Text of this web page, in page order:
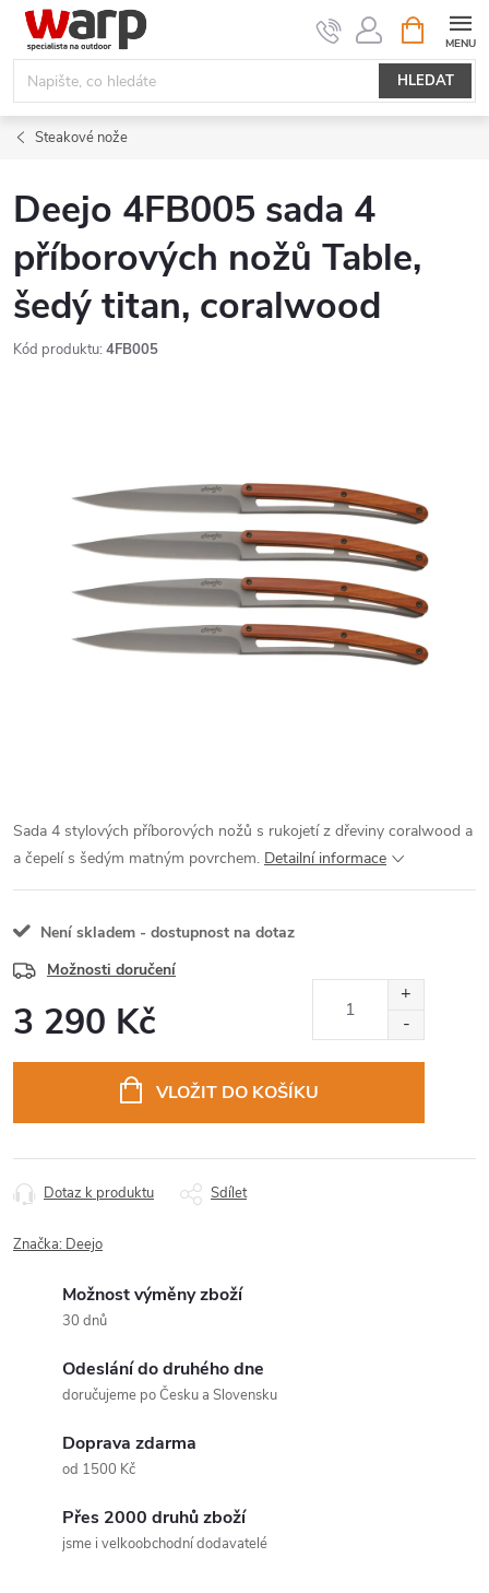
Přejít
obsah
HLEDAT
NÁKUPNÍ
KOŠÍK
Steakové nože
Deejo 4FB005 sada 4
příborových nožů Table,
šedý titan, coralwood
Kód produktu: 4FB005
Sada 4 stylových příborových nožů s rukojetí z dřeviny coralwood a
a čepelí s šedým matným povrchem. Detailní informace
Není skladem - dostupnost na dotaz
Možnosti doručení
3 290 Kč
VLOŽIT DO KOŠÍKU
Dotaz k produktu Sdílet
Značka: Deejo
Možnost výměny zboží
30 dnů
Odeslání do druhého dne
doručujeme po Česku a Slovensku
Doprava zdarma
od 1500 Kč
Přes 2000 druhů zboží
jsme i velkoobchodní dodavatelé